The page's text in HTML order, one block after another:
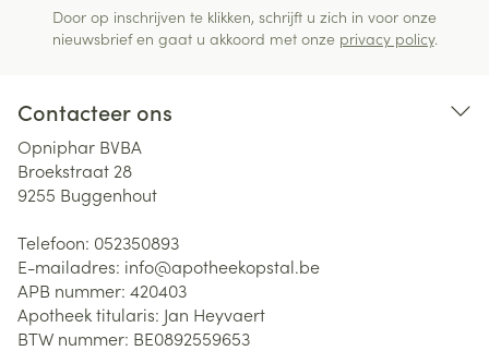
Door op inschrijven te klikken, schrijft u zich in voor onze
nieuwsbrief en gaat u akkoord met onze privacy policy.
Contacteer ons
Opniphar BVBA
Broekstraat 28
9255 Buggenhout
Telefoon: 052350893
E-mailadres: info@apotheekopstal.be
APB nummer: 420403
Apotheek titularis: Jan Heyvaert
BTW nummer: BE0892559653